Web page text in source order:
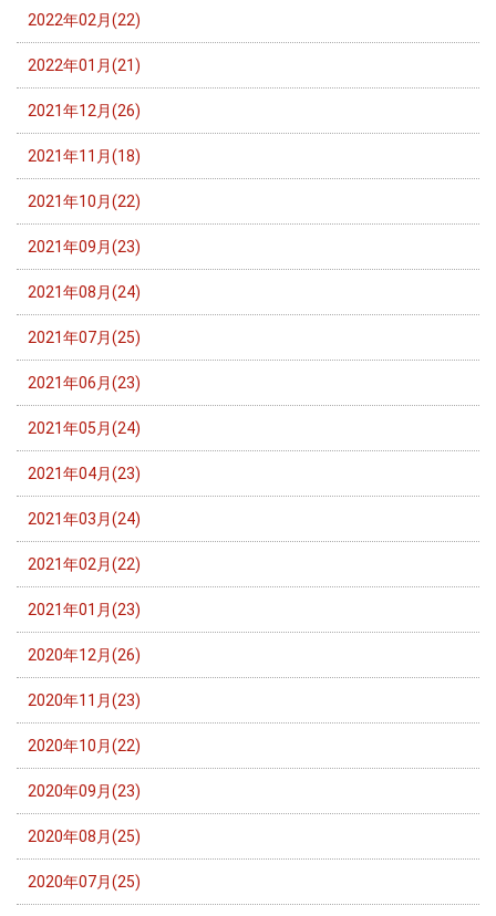
2022年02月(22)
2022年01月(21)
2021年12月(26)
2021年11月(18)
2021年10月(22)
2021年09月(23)
2021年08月(24)
2021年07月(25)
2021年06月(23)
2021年05月(24)
2021年04月(23)
2021年03月(24)
2021年02月(22)
2021年01月(23)
2020年12月(26)
2020年11月(23)
2020年10月(22)
2020年09月(23)
2020年08月(25)
2020年07月(25)